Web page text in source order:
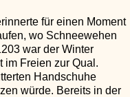
für einen Moment
wo Schneewehen
war der Winter
im Freien zur Qual.
Handschuhe
würde. Bereits in der